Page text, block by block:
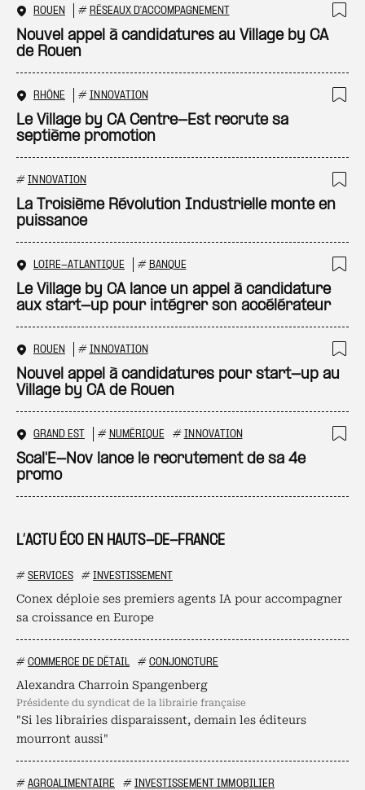
L’ACTU ÉCO EN HAUTS-DE-FRANCE
# SERVICES # INVESTISSEMENT
Conex déploie ses premiers agents IA pour accompagner
sa croissance en Europe
# COMMERCE DE DÉTAIL # CONJONCTURE
Alexandra Charroin Spangenberg
présidente du syndicat de la librairie française
"Si les librairies disparaissent, demain les éditeurs
mourront aussi"
# AGROALIMENTAIRE # INVESTISSEMENT IMMOBILIER
ROUEN # RÉSEAUX D'ACCOMPAGNEMENT
Nouvel appel à candidatures au Village by CA
de Rouen
RHÔNE # INNOVATION
Le Village by CA Centre-Est recrute sa
septième promotion
# INNOVATION
La Troisième Révolution Industrielle monte en
puissance
LOIRE-ATLANTIQUE # BANQUE
Le Village by CA lance un appel à candidature
aux start-up pour intégrer son accélérateur
ROUEN # INNOVATION
Nouvel appel à candidatures pour start-up au
Village by CA de Rouen
GRAND EST # NUMÉRIQUE # INNOVATION
Scal'E-Nov lance le recrutement de sa 4e
promo